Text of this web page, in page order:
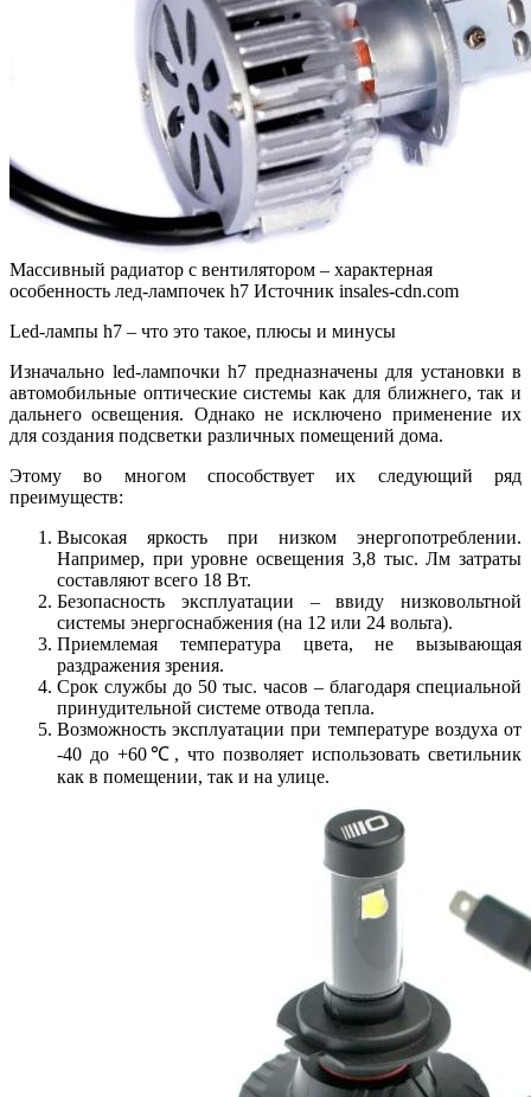
Массивный радиатор с вентилятором – характерная
особенность лед-лампочек h7 Источник insales-cdn.com
Led-лампы h7 – что это такое, плюсы и минусы
Изначально led-лампочки h7 предназначены для установки в
автомобильные оптические системы как для ближнего, так и
дальнего освещения. Однако не исключено применение их
для создания подсветки различных помещений дома.
Этому во многом способствует их следующий ряд
преимуществ:
Высокая яркость при низком энергопотреблении.
Например, при уровне освещения 3,8 тыс. Лм затраты
составляют всего 18 Вт.
Безопасность эксплуатации – ввиду низковольтной
системы энергоснабжения (на 12 или 24 вольта).
Приемлемая температура цвета, не вызывающая
раздражения зрения.
Срок службы до 50 тыс. часов – благодаря специальной
принудительной системе отвода тепла.
Возможность эксплуатации при температуре воздуха от
-40 до +60℃, что позволяет использовать светильник
как в помещении, так и на улице.